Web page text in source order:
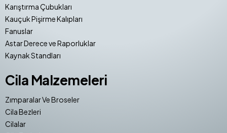
Karıştırma Çubukları
Kauçuk Pişirme Kalıpları
Fanuslar
Astar Derece ve Raporluklar
Kaynak Standları
Cila Malzemeleri
Zımparalar Ve Broseler
Cila Bezleri
Cilalar